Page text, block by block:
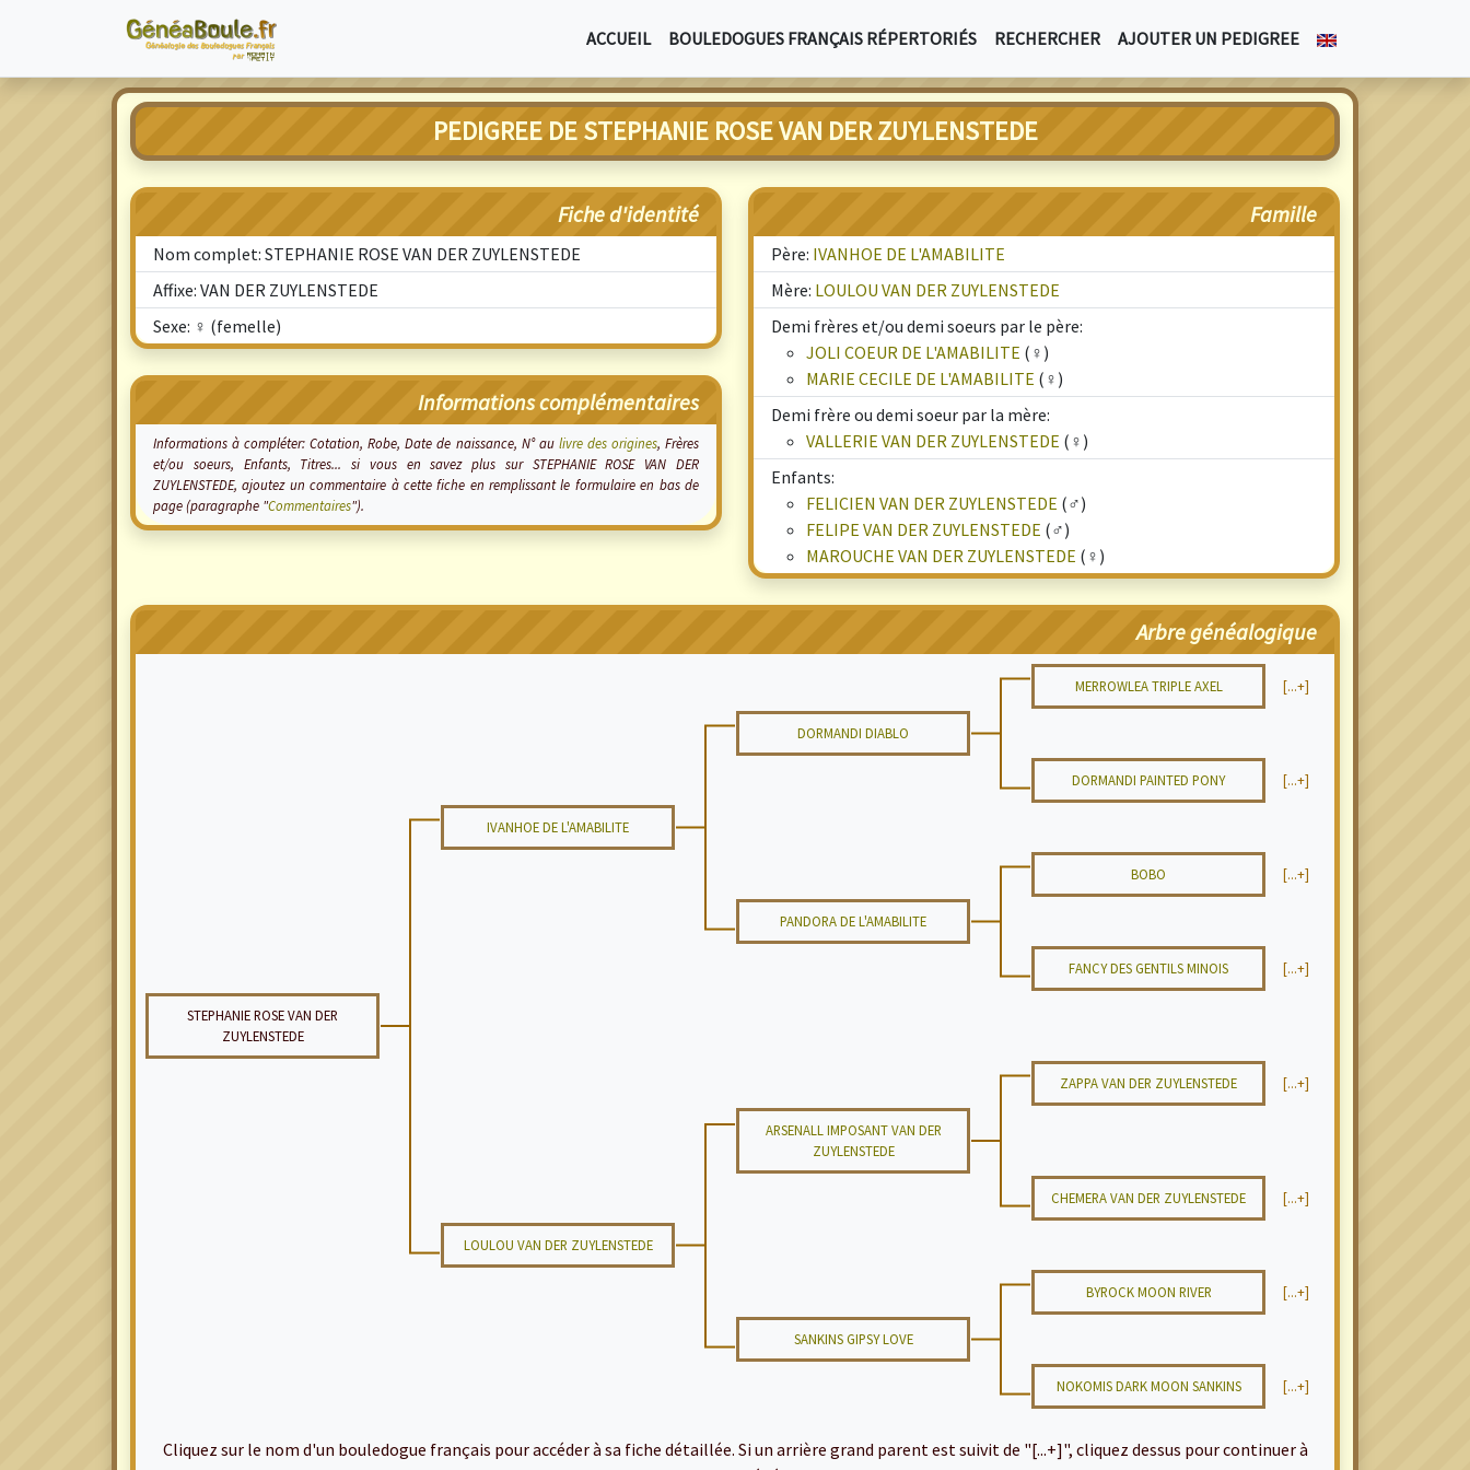
ACCUEIL BOULEDOGUES FRANÇAIS RÉPERTORIÉS RECHERCHER AJOUTER UN PEDIGREE
PEDIGREE DE STEPHANIE ROSE VAN DER ZUYLENSTEDE
Fiche d'identité
Nom complet: STEPHANIE ROSE VAN DER ZUYLENSTEDE
Affixe: VAN DER ZUYLENSTEDE
Sexe: ♀ (femelle)
Informations complémentaires
Informations à compléter: Cotation, Robe, Date de naissance, N° au livre des origines, Frères
et/ou soeurs, Enfants, Titres... si vous en savez plus sur STEPHANIE ROSE VAN DER
ZUYLENSTEDE, ajoutez un commentaire à cette fiche en remplissant le formulaire en bas de
page (paragraphe "Commentaires").
Famille
Père: IVANHOE DE L'AMABILITE
Mère: LOULOU VAN DER ZUYLENSTEDE
Demi frères et/ou demi soeurs par le père:
JOLI COEUR DE L'AMABILITE (♀)
MARIE CECILE DE L'AMABILITE (♀)
Demi frère ou demi soeur par la mère:
VALLERIE VAN DER ZUYLENSTEDE (♀)
Enfants:
FELICIEN VAN DER ZUYLENSTEDE (♂)
FELIPE VAN DER ZUYLENSTEDE (♂)
MAROUCHE VAN DER ZUYLENSTEDE (♀)
Arbre généalogique
MERROWLEA TRIPLE AXEL [...+]
DORMANDI DIABLO
DORMANDI PAINTED PONY [...+]
IVANHOE DE L'AMABILITE
BOBO [...+]
PANDORA DE L'AMABILITE
FANCY DES GENTILS MINOIS [...+]
STEPHANIE ROSE VAN DER
ZUYLENSTEDE
ZAPPA VAN DER ZUYLENSTEDE [...+]
ARSENALL IMPOSANT VAN DER
ZUYLENSTEDE
CHEMERA VAN DER ZUYLENSTEDE [...+]
LOULOU VAN DER ZUYLENSTEDE
BYROCK MOON RIVER [...+]
SANKINS GIPSY LOVE
NOKOMIS DARK MOON SANKINS [...+]
Cliquez sur le nom d'un bouledogue français pour accéder à sa fiche détaillée. Si un arrière grand parent est suivit de "[...+]", cliquez dessus pour continuer à